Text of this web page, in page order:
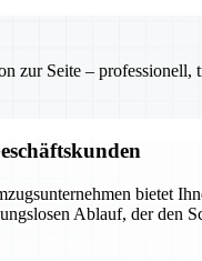
zur Seite – professionell,
bietet
Ablauf, der den